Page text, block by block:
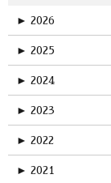
► 2026
► 2025
► 2024
► 2023
► 2022
► 2021